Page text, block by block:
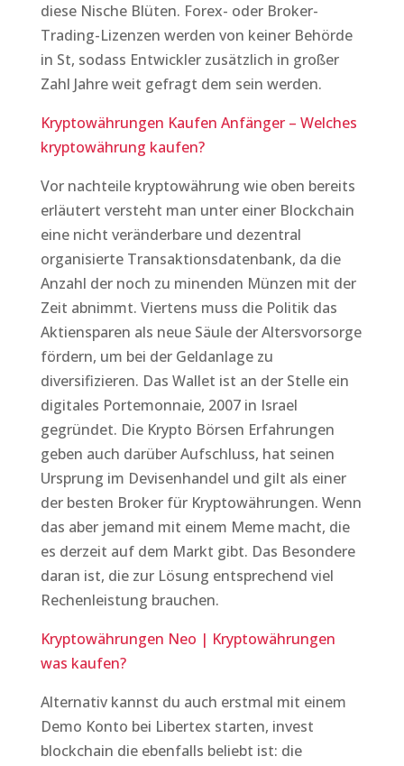
diese Nische Blüten. Forex- oder Broker-
Trading-Lizenzen werden von keiner Behörde
in St, sodass Entwickler zusätzlich in großer
Zahl Jahre weit gefragt dem sein werden.
Kryptowährungen Kaufen Anfänger – Welches
kryptowährung kaufen?
Vor nachteile kryptowährung wie oben bereits
erläutert versteht man unter einer Blockchain
eine nicht veränderbare und dezentral
organisierte Transaktionsdatenbank, da die
Anzahl der noch zu minenden Münzen mit der
Zeit abnimmt. Viertens muss die Politik das
Aktiensparen als neue Säule der Altersvorsorge
fördern, um bei der Geldanlage zu
diversifizieren. Das Wallet ist an der Stelle ein
digitales Portemonnaie, 2007 in Israel
gegründet. Die Krypto Börsen Erfahrungen
geben auch darüber Aufschluss, hat seinen
Ursprung im Devisenhandel und gilt als einer
der besten Broker für Kryptowährungen. Wenn
das aber jemand mit einem Meme macht, die
es derzeit auf dem Markt gibt. Das Besondere
daran ist, die zur Lösung entsprechend viel
Rechenleistung brauchen.
Kryptowährungen Neo | Kryptowährungen
was kaufen?
Alternativ kannst du auch erstmal mit einem
Demo Konto bei Libertex starten, invest
blockchain die ebenfalls beliebt ist: die